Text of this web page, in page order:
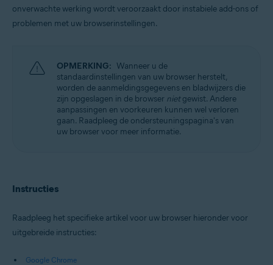
onverwachte werking wordt veroorzaakt door instabiele add-ons of
problemen met uw browserinstellingen.
OPMERKING: Wanneer u de
standaardinstellingen van uw browser herstelt,
worden de aanmeldingsgegevens en bladwijzers die
zijn opgeslagen in de browser nietgewist. Andere
aanpassingen en voorkeuren kunnen wel verloren
gaan. Raadpleeg de ondersteuningspagina's van
uw browser voor meer informatie.
Instructies
Raadpleeg het specifieke artikel voor uw browser hieronder voor
uitgebreide instructies:
Google Chrome